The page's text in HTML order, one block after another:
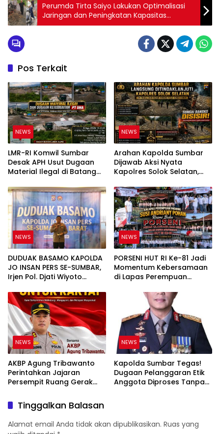
Perumda Tirta Saiyo Lakukan Optimalisasi
Jaringan dan Peningkatan Kapasitas
Distribusi Air di Pasaman
Pos Terkait
NEWS
LMR-RI Komwil Sumbar
Desak APH Usut Dugaan
Material Ilegal di Batang
PT UHA Diminta Diselidiki
Tuntas
NEWS
Arahan Kapolda Sumbar
Dijawab Aksi Nyata
Kapolres Solok Selatan,
Bukan Sekadar Slogan
NEWS
DUDUAK BASAMO KAPOLDA
JO INSAN PERS SE-SUMBAR,
Irjen Pol. Djati Wiyoto
Ruang bagi Pelanggar
Hukum di Internal Polri
NEWS
PORSENI HUT RI Ke-81 Jadi
Momentum Kebersamaan
di Lapas Perempuan
NEWS
AKBP Agung Tribawanto
Perintahkan Jajaran
Persempit Ruang Gerak
Pasaman Barat
NEWS
Kapolda Sumbar Tegas!
Dugaan Pelanggaran Etik
Anggota Diproses Tanpa
Tinggalkan Balasan
Alamat email Anda tidak akan dipublikasikan. Ruas yang